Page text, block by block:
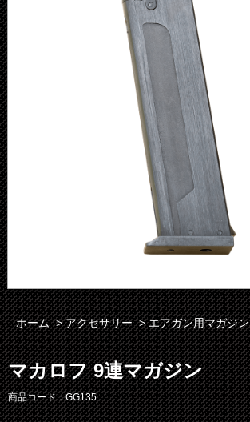
ホーム >アクセサリー >エアガン用マガジン
マカロフ 9連マガジン
商品コード：GG135